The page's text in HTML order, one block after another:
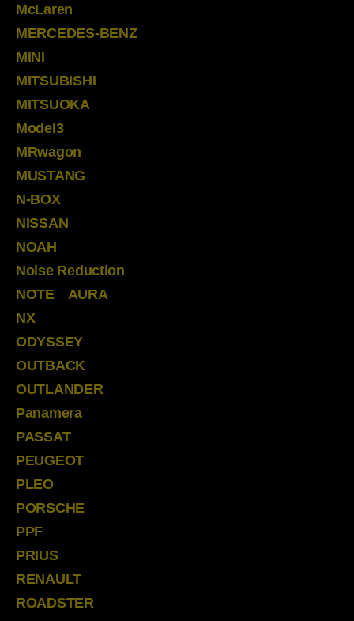
McLaren
MERCEDES-BENZ
MINI
MITSUBISHI
MITSUOKA
Model3
MRwagon
MUSTANG
N-BOX
NISSAN
NOAH
Noise Reduction
NOTE AURA
NX
ODYSSEY
OUTBACK
OUTLANDER
Panamera
PASSAT
PEUGEOT
PLEO
PORSCHE
PPF
PRIUS
RENAULT
ROADSTER